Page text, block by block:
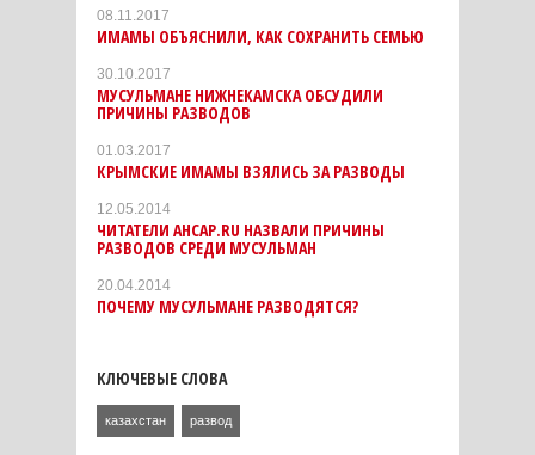
08.11.2017
ИМАМЫ ОБЪЯСНИЛИ, КАК СОХРАНИТЬ СЕМЬЮ
30.10.2017
МУСУЛЬМАНЕ НИЖНЕКАМСКА ОБСУДИЛИ
ПРИЧИНЫ РАЗВОДОВ
01.03.2017
КРЫМСКИЕ ИМАМЫ ВЗЯЛИСЬ ЗА РАЗВОДЫ
12.05.2014
ЧИТАТЕЛИ АНСАР.RU НАЗВАЛИ ПРИЧИНЫ
РАЗВОДОВ СРЕДИ МУСУЛЬМАН
20.04.2014
ПОЧЕМУ МУСУЛЬМАНЕ РАЗВОДЯТСЯ?
КЛЮЧЕВЫЕ СЛОВА
казахстан развод